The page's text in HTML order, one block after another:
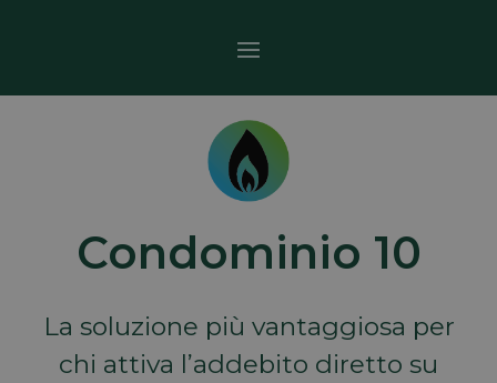
Condominio 10
La soluzione più vantaggiosa per
chi attiva l’addebito diretto su